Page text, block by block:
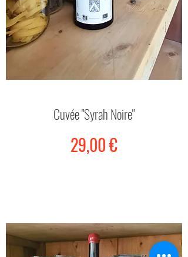
Cuvée "Syrah Noire"
Prix
29,00 €